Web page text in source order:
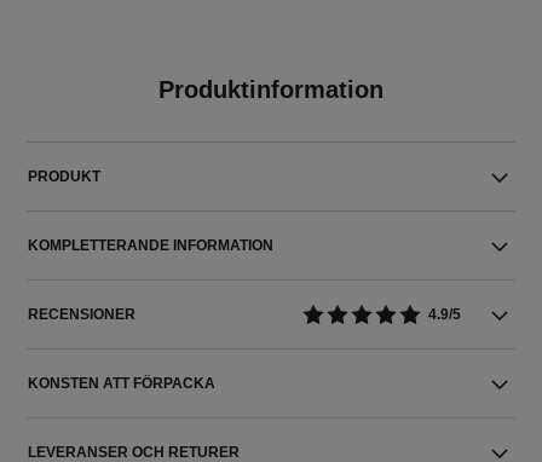
Produktinformation
PRODUKT
KOMPLETTERANDE INFORMATION
RECENSIONER 4.9/5
KONSTEN ATT FÖRPACKA
LEVERANSER OCH RETURER